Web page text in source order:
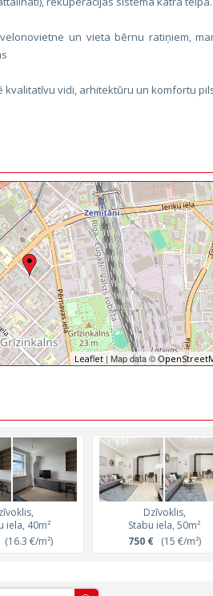
un vieta bērnu ratiņiem,
vidi, arhitektūru un komfortu
Leaflet| Map data ©
iela, 40m²
€/m²)
Dzīvoklis,
Stabu iela, 50m²
750 €(15 €/m²)